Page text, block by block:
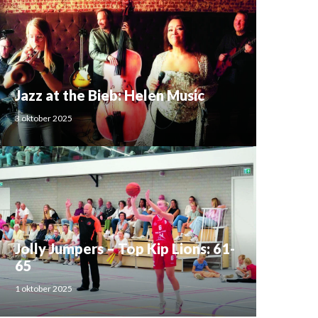
Jazz at the Bieb: Helen Music
3 oktober 2025
Jolly Jumpers – Top Kip Lions: 61-
65
1 oktober 2025